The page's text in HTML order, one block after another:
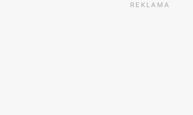
REKLAMA